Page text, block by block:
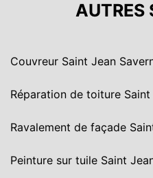
AUTRES
Couvreur Saint Jean
Réparation de toiture Saint
Ravalement de façade
Peinture sur tuile Saint